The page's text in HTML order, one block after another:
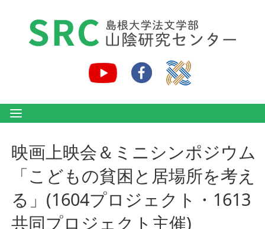
映画上映会＆ミニシンポジウム
「こどもの貧困と居場所を考え
る」(1604プロジェクト・1613
共同プロジェクト主催)